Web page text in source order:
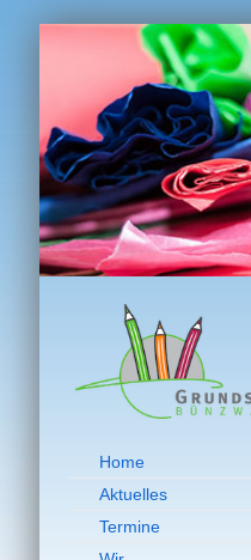
Home
Aktuelles
Termine